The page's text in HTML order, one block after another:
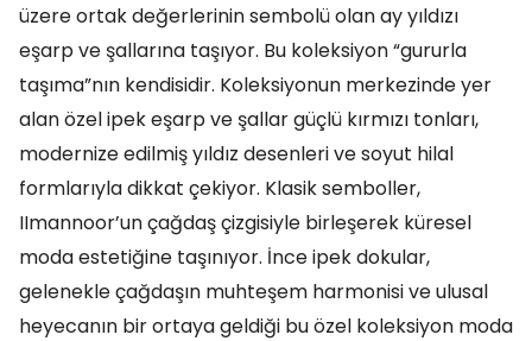
üzere ortak değerlerinin sembolü olan ay yıldızı
eşarp ve şallarına taşıyor. Bu koleksiyon “gururla
taşıma”nın kendisidir. Koleksiyonun merkezinde yer
alan özel ipek eşarp ve şallar güçlü kırmızı tonları,
modernize edilmiş yıldız desenleri ve soyut hilal
formlarıyla dikkat çekiyor. Klasik semboller,
IImannoor’un çağdaş çizgisiyle birleşerek küresel
moda estetiğine taşınıyor. İnce ipek dokular,
gelenekle çağdaşın muhteşem harmonisi ve ulusal
heyecanın bir ortaya geldiği bu özel koleksiyon moda